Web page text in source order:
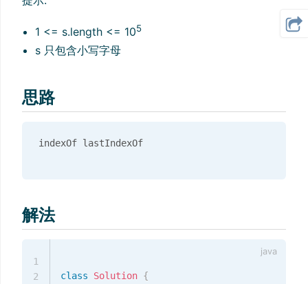
1 <= s.length <= 105
s 只包含小写字母
思路
解法
class Solution {
1
2